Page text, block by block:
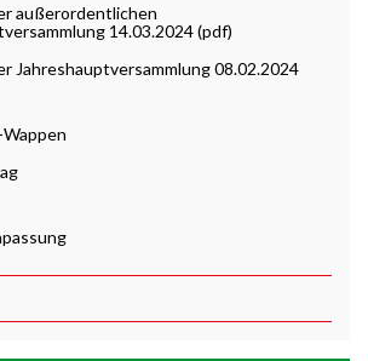
außerordentlichen
14.03.2024 (pdf)
Jahreshauptversammlung 08.02.2024